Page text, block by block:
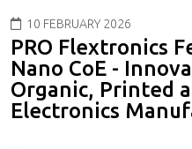
10 FEBRUARY 2026
PRO Flextronics
Nano CoE -
Organic, Printed
Electronics